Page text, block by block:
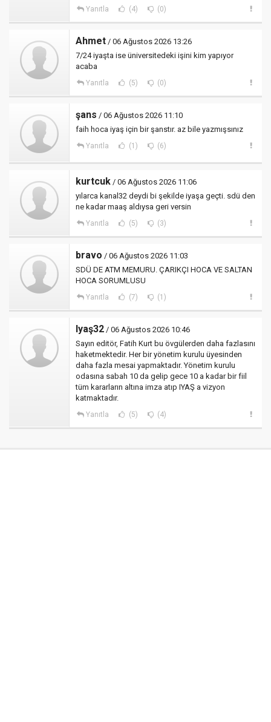
Yanıtla (4) (0)
Ahmet / 06 Ağustos 2026 13:26
7/24 iyaşta ise üniversitedeki işini kim yapıyor
acaba
Yanıtla (5) (0)
şans / 06 Ağustos 2026 11:10
faih hoca iyaş için bir şanstır. az bile yazmışsınız
Yanıtla (1) (6)
kurtcuk / 06 Ağustos 2026 11:06
yılarca kanal32 deydi bi şekilde iyaşa geçti. sdü den
ne kadar maaş aldıysa geri versin
Yanıtla (5) (3)
bravo / 06 Ağustos 2026 11:03
SDÜ DE ATM MEMURU. ÇARIKÇI HOCA VE SALTAN
HOCA SORUMLUSU
Yanıtla (7) (1)
Iyaş32 / 06 Ağustos 2026 10:46
Sayın editör, Fatih Kurt bu övgülerden daha fazlasını
haketmektedir. Her bir yönetim kurulu üyesinden
daha fazla mesai yapmaktadır. Yönetim kurulu
odasına sabah 10 da gelip gece 10 a kadar bir fiil
tüm kararların altına imza atıp IYAŞ a vizyon
katmaktadır.
Yanıtla (5) (4)